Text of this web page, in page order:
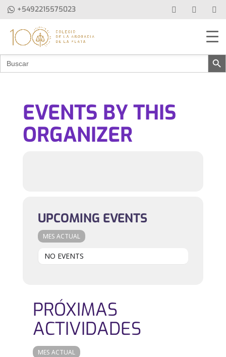
+5492215575023
Buscar: Botón de
EVENTS BY THIS
ORGANIZER
UPCOMING EVENTS
MES ACTUAL
NO EVENTS
PRÓXIMAS
ACTIVIDADES
MES ACTUAL